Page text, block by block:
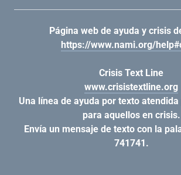
Página web de ayuda y crisis
https://www.nami.org/
Crisis Text Line
www.crisistextline.org
Una línea de ayuda por texto
para aquellos en crisis.
Envía un mensaje de texto con la
741741.